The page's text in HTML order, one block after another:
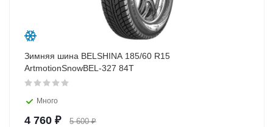
Зимняя шина BELSHINA 185/60 R15
ArtmotionSnowBEL-327 84T
Много
4 760 ₽ 5 600₽